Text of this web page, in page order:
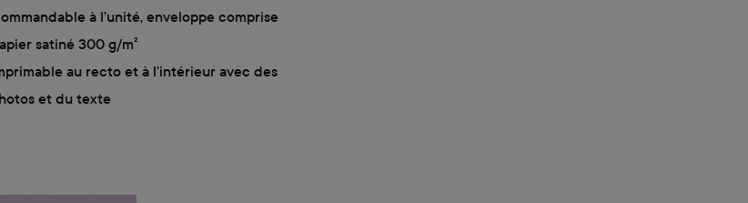
à l’unité, enveloppe comprise
satiné 300 g/m²
au recto et à l'intérieur avec des
et du texte